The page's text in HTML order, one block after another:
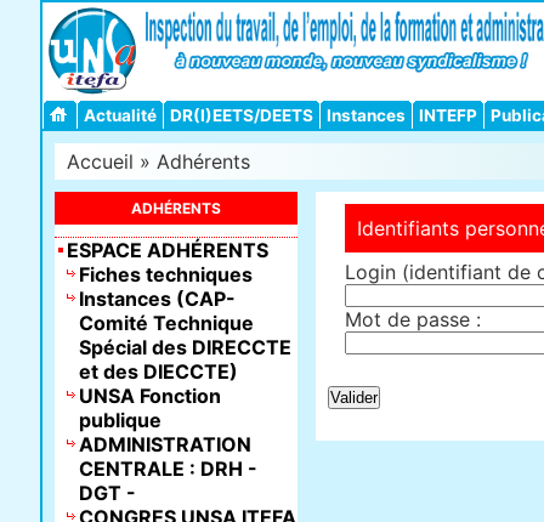
Actualité DR(I)EETS/DEETS Instances INTEFP
Accueil » Adhérents
Identifiants
Login (identifiant de
Mot de passe :
ADHÉRENTS
ESPACE ADHÉRENTS
Fiches techniques
Instances (CAP-
Comité Technique
Spécial des DIRECCTE
et des DIECCTE)
UNSA Fonction
publique
ADMINISTRATION
CENTRALE : DRH -
DGT -
CONGRES UNSA ITEFA